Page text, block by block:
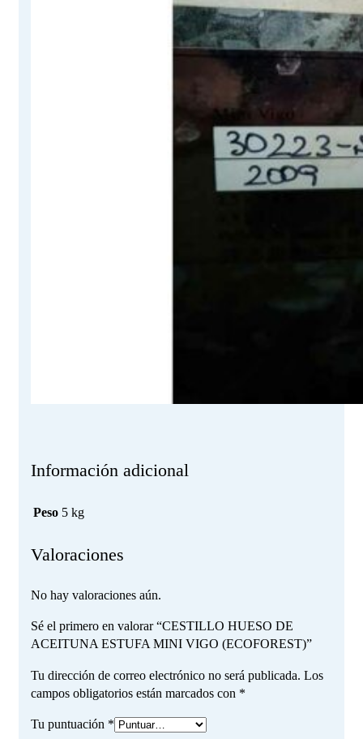
Información adicional
Peso 5 kg
Valoraciones
No hay valoraciones aún.
Sé el primero en valorar “CESTILLO HUESO DE
ACEITUNA ESTUFA MINI VIGO (ECOFOREST)”
Tu dirección de correo electrónico no será publicada. Los
campos obligatorios están marcados con *
Tu puntuación *